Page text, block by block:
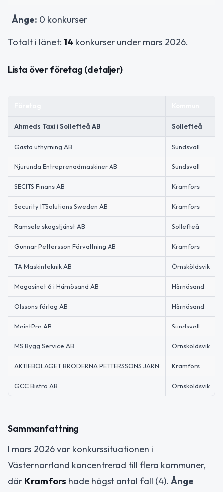
Ånge: 0 konkurser
Totalt i länet: 14 konkurser under mars 2026.
Lista över företag (detaljer)
Ahmeds Taxi i Sollefteå AB Sollefteå
Gästa uthyrning AB Sundsvall
Njurunda Entreprenadmaskiner AB Sundsvall
SECITS Finans AB Kramfors
Security ITSolutions Sweden AB Kramfors
Ramsele skogstjänst AB Sollefteå
Gunnar Pettersson Förvaltning AB Kramfors
TA Maskinteknik AB Örnsköldsvik
Magasinet 6 i Härnösand AB Härnösand
Olssons förlag AB Härnösand
MaintPro AB Sundsvall
MS Bygg Service AB Örnsköldsvik
AKTIEBOLAGET BRÖDERNA PETTERSSONS JÄRN Kramfors
GCC Bistro AB Örnsköldsvik
Sammanfattning
I mars 2026 var konkurssituationen i
Västernorrland koncentrerad till flera kommuner,
där Kramfors hade högst antal fall (4). Ånge